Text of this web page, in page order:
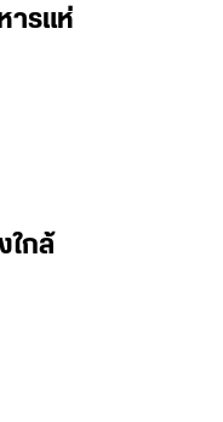
ารแห่
ใกล้